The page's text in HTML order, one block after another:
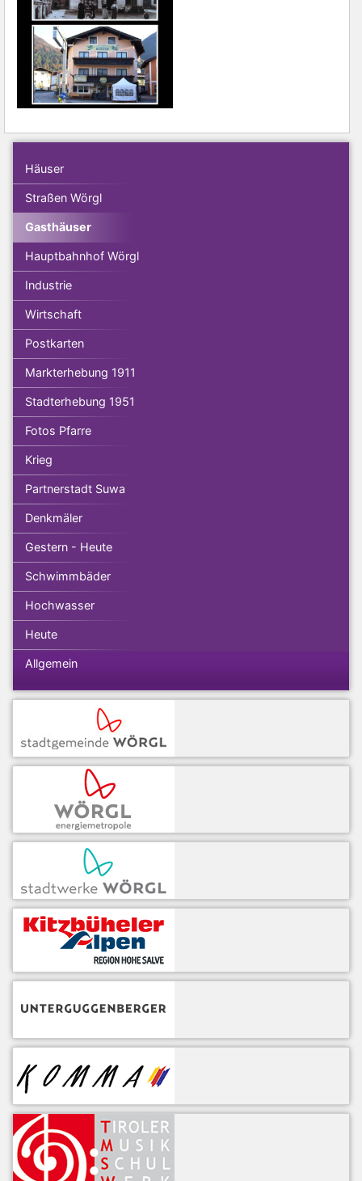
Häuser
Straßen Wörgl
Gasthäuser
Hauptbahnhof Wörgl
Industrie
Wirtschaft
Postkarten
Markterhebung 1911
Stadterhebung 1951
Fotos Pfarre
Krieg
Partnerstadt Suwa
Denkmäler
Gestern - Heute
Schwimmbäder
Hochwasser
Heute
Allgemein